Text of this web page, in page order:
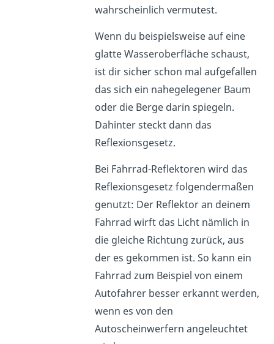
wahrscheinlich vermutest.
Wenn du beispielsweise auf eine
glatte Wasseroberfläche schaust,
ist dir sicher schon mal aufgefallen
das sich ein nahegelegener Baum
oder die Berge darin spiegeln.
Dahinter steckt dann das
Reflexionsgesetz.
Bei Fahrrad-Reflektoren wird das
Reflexionsgesetz folgendermaßen
genutzt: Der Reflektor an deinem
Fahrrad wirft das Licht nämlich in
die gleiche Richtung zurück, aus
der es gekommen ist. So kann ein
Fahrrad zum Beispiel von einem
Autofahrer besser erkannt werden,
wenn es von den
Autoscheinwerfern angeleuchtet